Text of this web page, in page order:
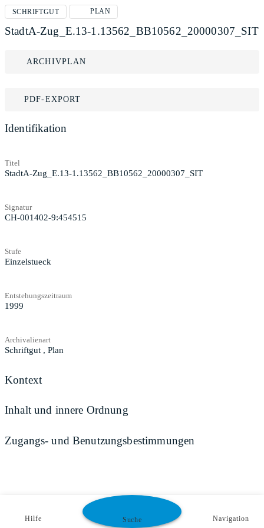
SCHRIFTGUT PLAN
StadtA-Zug_E.13-1.13562_BB10562_20000307_SIT
ARCHIVPLAN
PDF-EXPORT
Identifikation
Titel
StadtA-Zug_E.13-1.13562_BB10562_20000307_SIT
Signatur
CH-001402-9:454515
Stufe
Einzelstueck
Entstehungszeitraum
1999
Archivalienart
Schriftgut , Plan
Kontext
Inhalt und innere Ordnung
Zugangs- und Benutzungsbestimmungen
Hilfe Suche Navigation